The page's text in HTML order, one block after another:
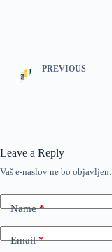
PREVIOUS
Leave a Reply
Vaš e-naslov ne bo objavljen.
Name*
Email*